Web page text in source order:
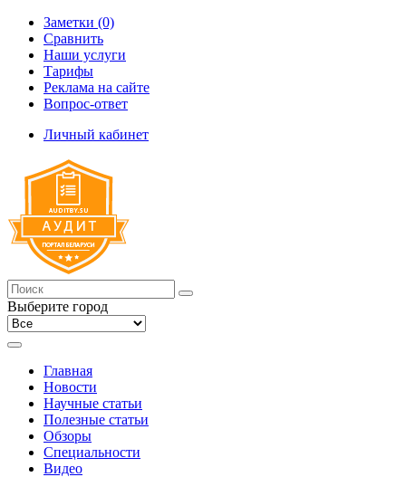
Заметки (0)
Сравнить
Наши услуги
Тарифы
Реклама на сайте
Вопрос-ответ
Личный кабинет
Выберите город
Главная
Новости
Научные статьи
Полезные статьи
Обзоры
Специальности
Видео